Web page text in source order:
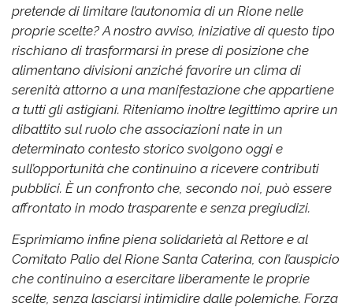
pretende di limitare l’autonomia di un Rione nelle
proprie scelte? A nostro avviso, iniziative di questo tipo
rischiano di trasformarsi in prese di posizione che
alimentano divisioni anziché favorire un clima di
serenità attorno a una manifestazione che appartiene
a tutti gli astigiani. Riteniamo inoltre legittimo aprire un
dibattito sul ruolo che associazioni nate in un
determinato contesto storico svolgono oggi e
sull’opportunità che continuino a ricevere contributi
pubblici. È un confronto che, secondo noi, può essere
affrontato in modo trasparente e senza pregiudizi.
Esprimiamo infine piena solidarietà al Rettore e al
Comitato Palio del Rione Santa Caterina, con l’auspicio
che continuino a esercitare liberamente le proprie
scelte, senza lasciarsi intimidire dalle polemiche. Forza